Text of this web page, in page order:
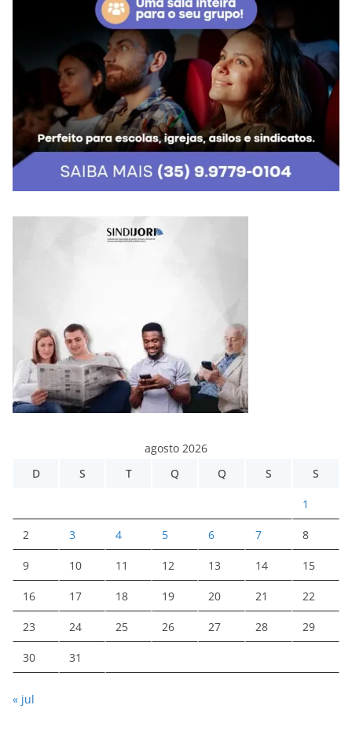
agosto 2026
D
S T Q Q S S
1
2 3 4 5 6 7 8
9 10 11 12 13 14 15
16 17 18 19 20 21 22
23 24 25 26 27 28 29
30 31
« jul